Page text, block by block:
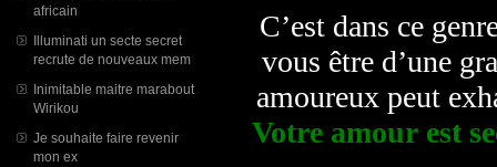
africain
Illuminati un secte secret
recrute de nouveaux mem
Inimitable maitre marabout
Wirikou
Je souhaite faire revenir
mon ex
C’est dans ce
vous être d’une
amoureux peut
Votre amour est